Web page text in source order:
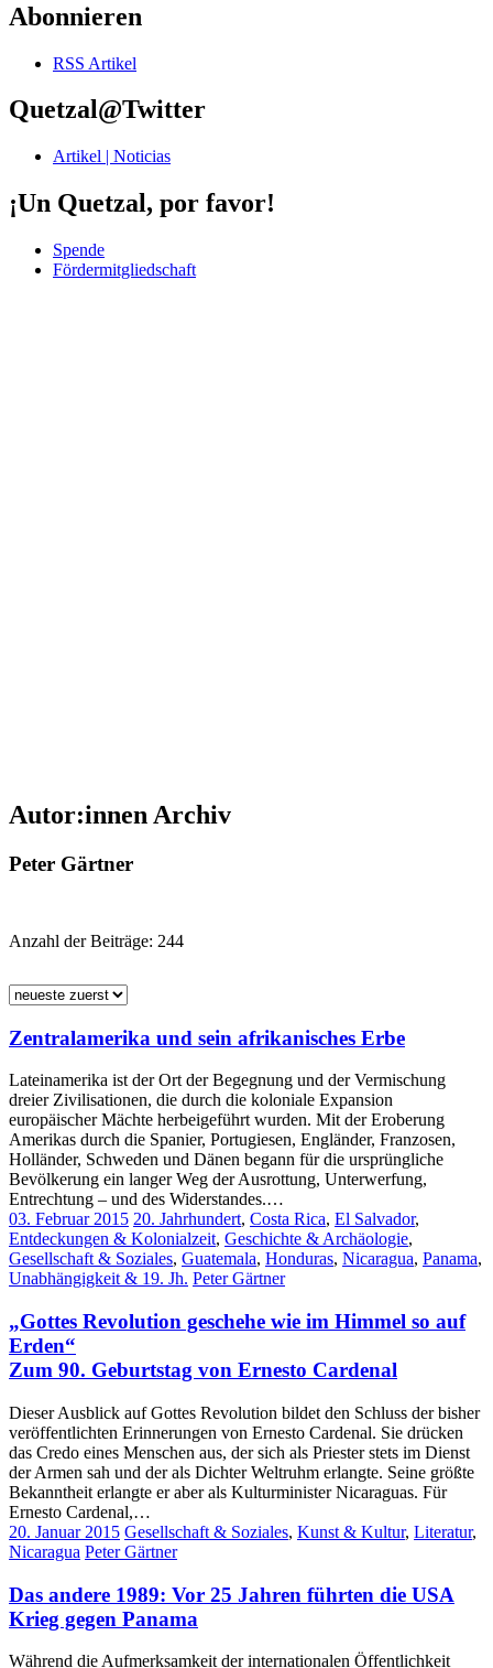
Abonnieren
RSS Artikel
Quetzal@Twitter
Artikel | Noticias
¡Un Quetzal, por favor!
Spende
Fördermitgliedschaft
Autor:innen Archiv
Peter Gärtner
Anzahl der Beiträge: 244
Zentralamerika und sein afrikanisches Erbe
Lateinamerika ist der Ort der Begegnung und der Vermischung
dreier Zivilisationen, die durch die koloniale Expansion
europäischer Mächte herbeigeführt wurden. Mit der Eroberung
Amerikas durch die Spanier, Portugiesen, Engländer, Franzosen,
Holländer, Schweden und Dänen begann für die ursprüngliche
Bevölkerung ein langer Weg der Ausrottung, Unterwerfung,
Entrechtung – und des Widerstandes.…
03. Februar 2015 20. Jahrhundert, Costa Rica, El Salvador,
Entdeckungen & Kolonialzeit, Geschichte & Archäologie,
Gesellschaft & Soziales, Guatemala, Honduras, Nicaragua, Panama,
Unabhängigkeit & 19. Jh. Peter Gärtner
„Gottes Revolution geschehe wie im Himmel so auf
Erden“
Zum 90. Geburtstag von Ernesto Cardenal
Dieser Ausblick auf Gottes Revolution bildet den Schluss der bisher
veröffentlichten Erinnerungen von Ernesto Cardenal. Sie drücken
das Credo eines Menschen aus, der sich als Priester stets im Dienst
der Armen sah und der als Dichter Weltruhm erlangte. Seine größte
Bekanntheit erlangte er aber als Kulturminister Nicaraguas. Für
Ernesto Cardenal,…
20. Januar 2015 Gesellschaft & Soziales, Kunst & Kultur, Literatur,
Nicaragua Peter Gärtner
Das andere 1989: Vor 25 Jahren führten die USA
Krieg gegen Panama
Während die Aufmerksamkeit der internationalen Öffentlichkeit